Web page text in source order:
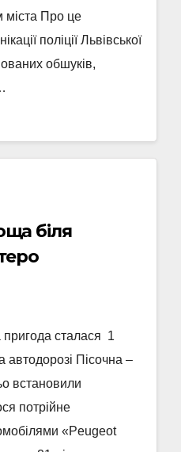
міста Про це
поліції Львівської
обшуків,
біля
сталася 1
автодорозі Пісочна –
встановили
потрійне
«Peugeot